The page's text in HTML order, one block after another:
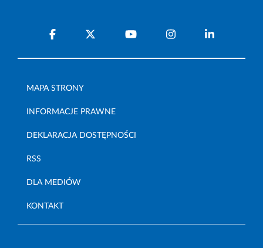
MAPA STRONY
INFORMACJE PRAWNE
DEKLARACJA DOSTĘPNOŚCI
RSS
DLA MEDIÓW
KONTAKT